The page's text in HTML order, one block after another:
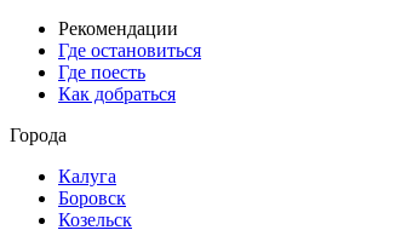
Рекомендации
Где остановиться
Где поесть
Как добраться
Города
Калуга
Боровск
Козельск